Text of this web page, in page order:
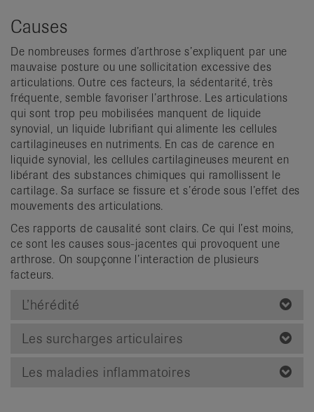
Causes
De nombreuses formes d’arthrose s’expliquent par une
mauvaise posture ou une sollicitation excessive des
articulations. Outre ces facteurs, la sédentarité, très
fréquente, semble favoriser l’arthrose. Les articulations
qui sont trop peu mobilisées manquent de liquide
synovial, un liquide lubrifiant qui alimente les cellules
cartilagineuses en nutriments. En cas de carence en
liquide synovial, les cellules cartilagineuses meurent en
libérant des substances chimiques qui ramollissent le
cartilage. Sa surface se fissure et s’érode sous l’effet des
mouvements des articulations.
Ces rapports de causalité sont clairs. Ce qui l’est moins,
ce sont les causes sous-jacentes qui provoquent une
arthrose. On soupçonne l’interaction de plusieurs
facteurs.
L’hérédité
Les surcharges articulaires
Les maladies inflammatoires